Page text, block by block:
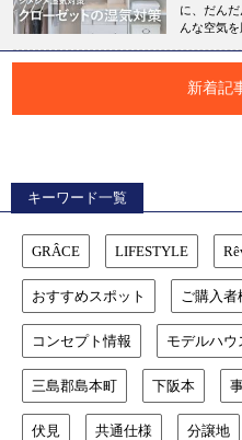
に、だん
んな空気
新着記
キーワード一覧
GRÂCE LIFESTYLE
おすすめスポット ご購入者
コンセプト情報 モデルハウ
三島郡島本町 下阪本
伏見 共通仕様 分譲地